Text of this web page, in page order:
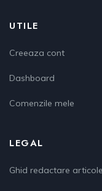
UTILE
Creeaza cont
Dashboard
Comenzile mele
LEGAL
Ghid redactare articole